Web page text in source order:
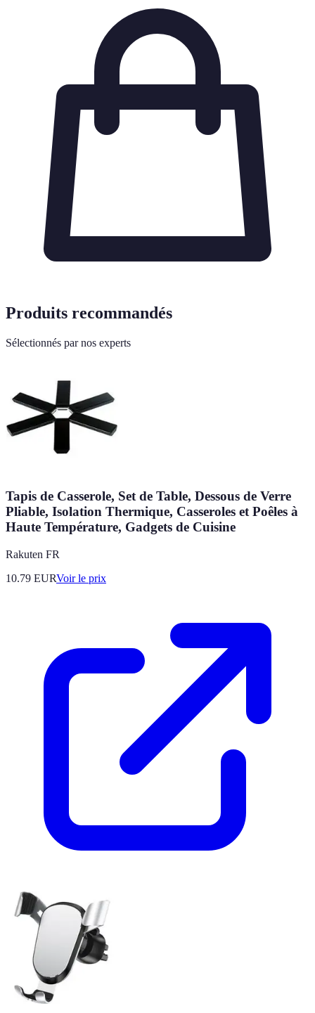
Produits recommandés
Sélectionnés par nos experts
Tapis de Casserole, Set de Table, Dessous de Verre
Pliable, Isolation Thermique, Casseroles et Poêles à
Haute Température, Gadgets de Cuisine
Rakuten FR
10.79 EURVoir le prix